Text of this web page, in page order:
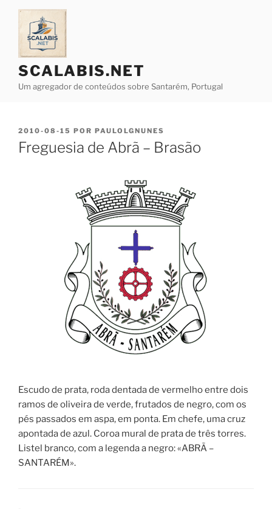
Saltar
conteúdo
SCALABIS.NET
Um agregador de conteúdos sobre Santarém, Portugal
PUBLICADO
EM
2010-08-15 POR PAULOLGNUNES
Freguesia de Abrã – Brasão
Escudo de prata, roda dentada de vermelho entre dois
ramos de oliveira de verde, frutados de negro, com os
pés passados em aspa, em ponta. Em chefe, uma cruz
apontada de azul. Coroa mural de prata de três torres.
Listel branco, com a legenda a negro: «ABRÃ –
SANTARÉM».